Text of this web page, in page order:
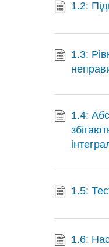
1.2:
1.3:
1.4:
1.5:
1.6: